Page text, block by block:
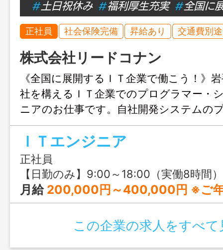
正社員 社会保険完備 昇給あり 交通費別
株式会社リードコナン
《全国に展開するＩＴ企業で働こう！》
社を構えるＩＴ企業でのプログラマー・
ニアのお仕事です。自社開発システムの
や、ユーザーサポート業務などを行って
ＩＴエンジニア
正社員
【日勤のみ】9:00～18:00（実働8時間）
月給 200,000円～400,000円 ※ご年齢・経験を
この企業の求人をすべて